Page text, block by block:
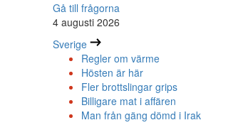
Gå till frågorna
4 augusti 2026
Sverige
Regler om värme
Hösten är här
Fler brottslingar grips
Billigare mat i affären
Man från gäng dömd i Irak